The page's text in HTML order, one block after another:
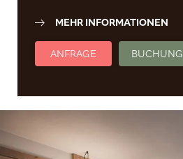
MEHR INFORMATIONEN
ANFRAGE BUCHUNG